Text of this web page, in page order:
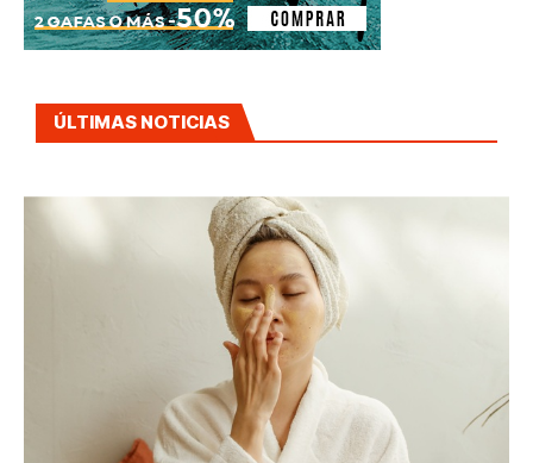
ÚLTIMAS NOTICIAS